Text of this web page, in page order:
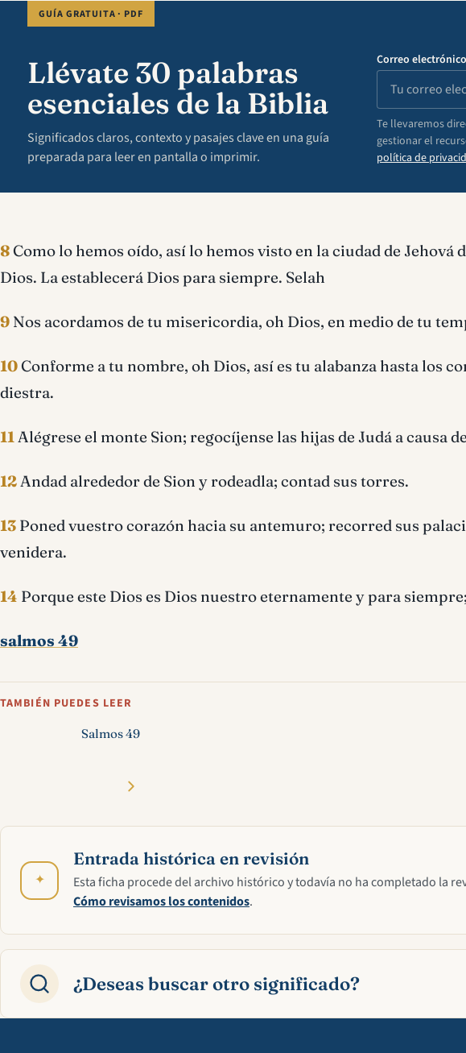
GUÍA GRATUITA · PDF
Llévate 30 palabras
esenciales de la Biblia
Significados claros, contexto y pasajes clave en una guía
preparada para leer en pantalla o imprimir.
Correo electrónico
Te llevaremos
gestionar el
política de
8Como lo hemos oído, así lo hemos visto en la ciudad de Jehová
Dios. La establecerá Dios para siempre. Selah
9 Nos acordamos de tu misericordia, oh Dios, en medio de tu
10Conforme a tu nombre, oh Dios, así es tu alabanza hasta los
diestra.
11Alégrese el monte Sion; regocíjense las hijas de Judá a causa
12Andad alrededor de Sion y rodeadla; contad sus torres.
13 Poned vuestro corazón hacia su antemuro; recorred sus
venidera.
14 Porque este Dios es Dios nuestro eternamente y para
salmos 49
TAMBIÉN PUEDES LEER
Salmos 49
✦
Entrada histórica en revisión
Esta ficha procede del archivo histórico y todavía no ha completado la
Cómo revisamos los contenidos.
¿Deseas buscar otro significado?